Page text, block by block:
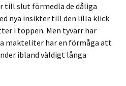
till slut förmedla de dåliga
nya insikter till den lilla klick
i toppen. Men tyvärr har
makteliter har en förmåga att
ibland väldigt långa